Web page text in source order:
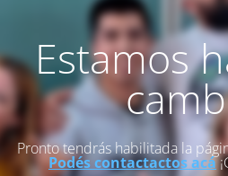
Estamos
Pronto tendrás habilitada la
Podés contactactos acá